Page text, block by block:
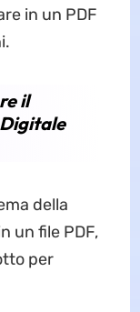
in un PDF
il
della
un file PDF,
per